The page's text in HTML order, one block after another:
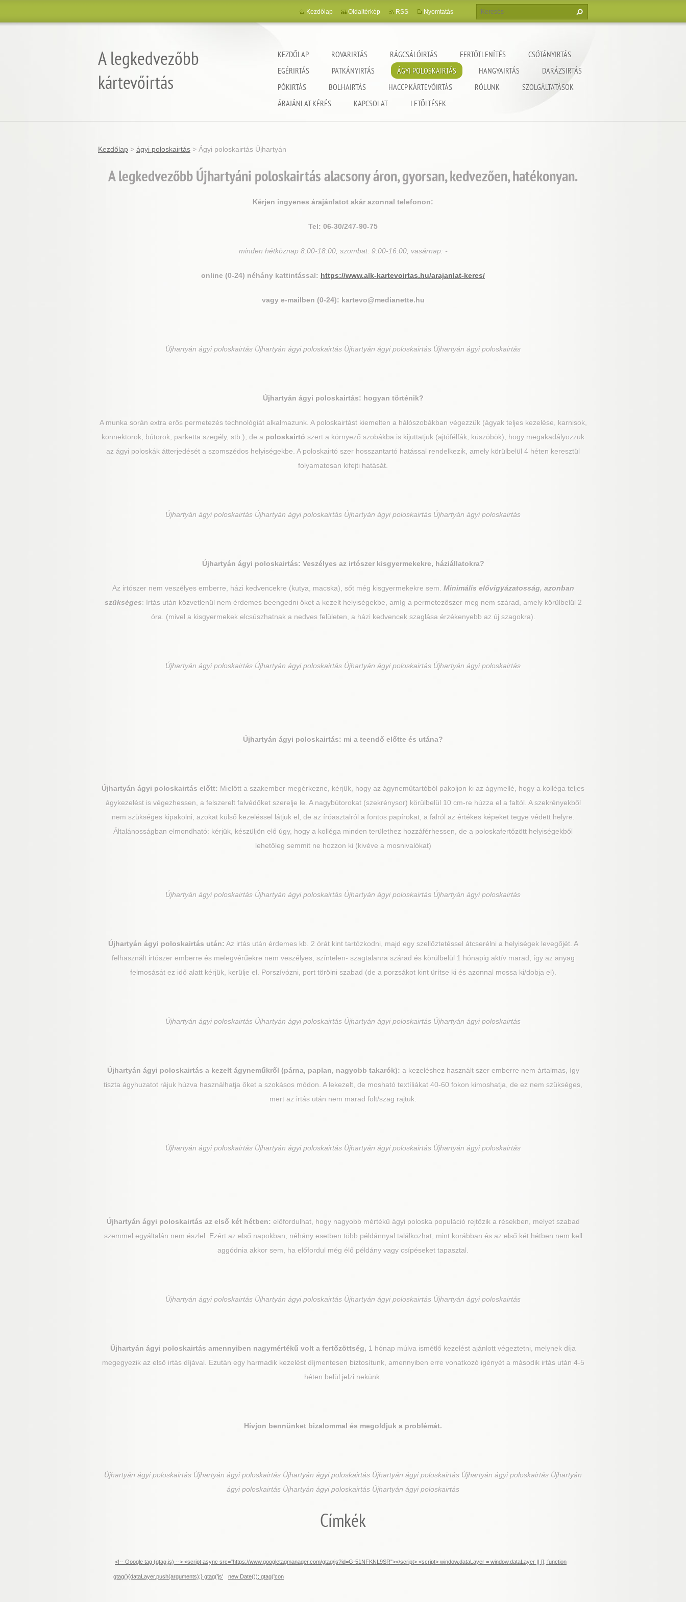
A legkedvezőbb
kártevőirtás
KEZDŐLAP ROVARIRTÁS RÁGCSÁLÓIRTÁS FERTŐTLENÍTÉS
CSÓTÁNYIRTÁS
EGÉRIRTÁS
PATKÁNYIRTÁS ÁGYI POLOSKAIRTÁS HANGYAIRTÁS
DARÁZSIRTÁS
PÓKIRTÁS
BOLHAIRTÁS HACCP KÁRTEVŐIRTÁS RÓLUNK
SZOLGÁLTATÁSOK
ÁRAJÁNLAT KÉRÉS
KAPCSOLAT LETÖLTÉSEK
Kezdőlap Oldaltérkép RSS Nyomtatás
Kezdőlap > ágyi poloskairtás > Ágyi poloskairtás Újhartyán
A legkedvezőbb Újhartyáni poloskairtás alacsony áron, gyorsan, kedvezően, hatékonyan.
Kérjen ingyenes árajánlatot akár azonnal telefonon:
Tel: 06-30/247-90-75
minden hétköznap 8:00-18:00, szombat: 9:00-16:00, vasárnap: -
online (0-24) néhány kattintással: https://www.alk-kartevoirtas.hu/arajanlat-keres/
vagy e-mailben (0-24): kartevo@medianette.hu
Újhartyán ágyi poloskairtás Újhartyán ágyi poloskairtás Újhartyán ágyi poloskairtás Újhartyán ágyi poloskairtás
Újhartyán ágyi poloskairtás: hogyan történik?
A munka során extra erős permetezés technológiát alkalmazunk. A poloskairtást kiemelten a hálószobákban végezzük (ágyak teljes kezelése, karnisok,
konnektorok, bútorok, parketta szegély, stb.), de a poloskairtó szert a környező szobákba is kijuttatjuk (ajtófélfák, küszöbök), hogy megakadályozzuk
az ágyi poloskák átterjedését a szomszédos helyiségekbe. A poloskairtó szer hosszantartó hatással rendelkezik, amely körülbelül 4 héten keresztül
folyamatosan kifejti hatását.
Újhartyán ágyi poloskairtás Újhartyán ágyi poloskairtás Újhartyán ágyi poloskairtás Újhartyán ágyi poloskairtás
Újhartyán ágyi poloskairtás: Veszélyes az irtószer kisgyermekekre, háziállatokra?
Az irtószer nem veszélyes emberre, házi kedvencekre (kutya, macska), sőt még kisgyermekekre sem. Minimális elővigyázatosság, azonban
szükséges: Irtás után közvetlenül nem érdemes beengedni őket a kezelt helyiségekbe, amíg a permetezőszer meg nem szárad, amely körülbelül 2
óra. (mivel a kisgyermekek elcsúszhatnak a nedves felületen, a házi kedvencek szaglása érzékenyebb az új szagokra).
Újhartyán ágyi poloskairtás Újhartyán ágyi poloskairtás Újhartyán ágyi poloskairtás Újhartyán ágyi poloskairtás
Újhartyán ágyi poloskairtás: mi a teendő előtte és utána?
Újhartyán ágyi poloskairtás előtt: Mielőtt a szakember megérkezne, kérjük, hogy az ágyneműtartóból pakoljon ki az ágymellé, hogy a kolléga teljes
ágykezelést is végezhessen, a felszerelt falvédőket szerelje le. A nagybútorokat (szekrénysor) körülbelül 10 cm-re húzza el a faltól. A szekrényekből
nem szükséges kipakolni, azokat külső kezeléssel látjuk el, de az íróasztalról a fontos papírokat, a falról az értékes képeket tegye védett helyre.
Általánosságban elmondható: kérjük, készüljön elő úgy, hogy a kolléga minden területhez hozzáférhessen, de a poloskafertőzött helyiségekből
lehetőleg semmit ne hozzon ki (kivéve a mosnivalókat)
Újhartyán ágyi poloskairtás Újhartyán ágyi poloskairtás Újhartyán ágyi poloskairtás Újhartyán ágyi poloskairtás
Újhartyán ágyi poloskairtás után: Az irtás után érdemes kb. 2 órát kint tartózkodni, majd egy szellőztetéssel átcserélni a helyiségek levegőjét. A
felhasznált irtószer emberre és melegvérűekre nem veszélyes, színtelen- szagtalanra szárad és körülbelül 1 hónapig aktív marad, így az anyag
felmosását ez idő alatt kérjük, kerülje el. Porszívózni, port törölni szabad (de a porzsákot kint ürítse ki és azonnal mossa ki/dobja el).
Újhartyán ágyi poloskairtás Újhartyán ágyi poloskairtás Újhartyán ágyi poloskairtás Újhartyán ágyi poloskairtás
Újhartyán ágyi poloskairtás a kezelt ágyneműkről (párna, paplan, nagyobb takarók): a kezeléshez használt szer emberre nem ártalmas, így
tiszta ágyhuzatot rájuk húzva használhatja őket a szokásos módon. A lekezelt, de mosható textíliákat 40-60 fokon kimoshatja, de ez nem szükséges,
mert az irtás után nem marad folt/szag rajtuk.
Újhartyán ágyi poloskairtás Újhartyán ágyi poloskairtás Újhartyán ágyi poloskairtás Újhartyán ágyi poloskairtás
Újhartyán ágyi poloskairtás az első két hétben: előfordulhat, hogy nagyobb mértékű ágyi poloska populáció rejtőzik a résekben, melyet szabad
szemmel egyáltalán nem észlel. Ezért az első napokban, néhány esetben több példánnyal találkozhat, mint korábban és az első két hétben nem kell
aggódnia akkor sem, ha előfordul még élő példány vagy csípéseket tapasztal.
Újhartyán ágyi poloskairtás Újhartyán ágyi poloskairtás Újhartyán ágyi poloskairtás Újhartyán ágyi poloskairtás
Újhartyán ágyi poloskairtás amennyiben nagymértékű volt a fertőzöttség, 1 hónap múlva ismétlő kezelést ajánlott végeztetni, melynek díja
megegyezik az első irtás díjával. Ezután egy harmadik kezelést díjmentesen biztosítunk, amennyiben erre vonatkozó igényét a második irtás után 4-5
héten belül jelzi nekünk.
Hívjon bennünket bizalommal és megoldjuk a problémát.
Újhartyán ágyi poloskairtás Újhartyán ágyi poloskairtás Újhartyán ágyi poloskairtás Újhartyán ágyi poloskairtás Újhartyán ágyi poloskairtás Újhartyán
ágyi poloskairtás Újhartyán ágyi poloskairtás Újhartyán ágyi poloskairtás
Címkék
<!-- Google tag (gtag.js) --> <script async src="https://www.googletagmanager.com/gtag/js?id=G-51NFKNL9SR"></script> <script> window.dataLayer = window.dataLayer || []; function
gtag(){dataLayer.push(arguments);} gtag('js' new Date()); gtag('con